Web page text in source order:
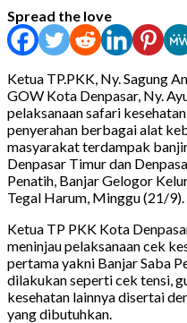
Spread the love
Ketua TP.PKK, Ny. Sagung
GOW Kota Denpasar, Ny.
pelaksanaan safari
penyerahan berbagai alat
masyarakat terdampak
Denpasar Timur dan
Penatih, Banjar Gelogor
Tegal Harum, Minggu (21/9).
Ketua TP PKK Kota
meninjau pelaksanaan cek
pertama yakni Banjar Saba
dilakukan seperti cek tensi,
kesehatan lainnya disertai
yang dibutuhkan.